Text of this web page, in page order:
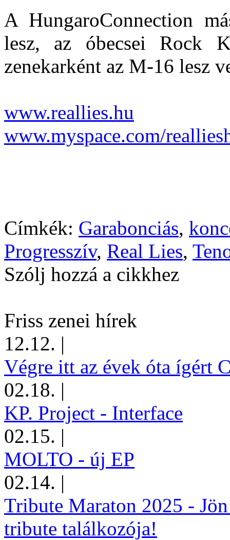
A HungaroConnection
lesz, az óbecsei Rock
zenekarként az M-16 lesz
www.reallies.hu
www.myspace.com/
Címkék: Garabonciás,
Progresszív, Real Lies,
Szólj hozzá a cikkhez
Friss zenei hírek
12.12. |
Végre itt az évek óta ígért
02.18. |
KP. Project - Interface
02.15. |
MOLTO - új EP
02.14. |
Tribute Maraton 2025 -
tribute találkozója!